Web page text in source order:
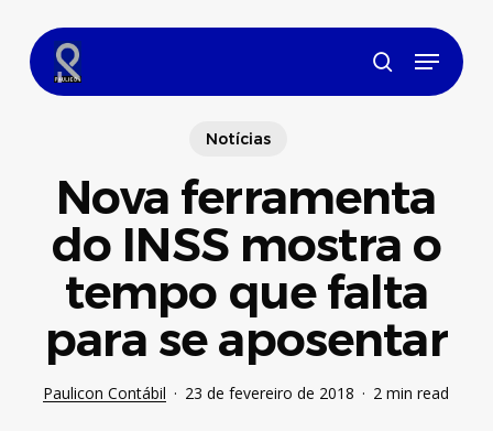
main
content
search
Menu
Notícias
Nova ferramenta
do INSS mostra o
tempo que falta
para se aposentar
Paulicon Contábil 23 de fevereiro de 2018 2 min read